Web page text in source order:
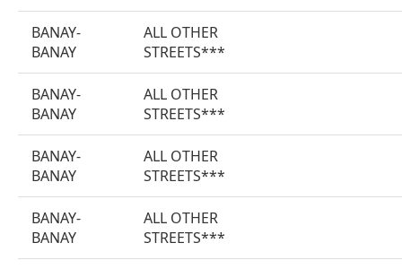
BANAY-
BANAY
ALL OTHER
STREETS***
BANAY-
BANAY
ALL OTHER
STREETS***
BANAY-
BANAY
ALL OTHER
STREETS***
BANAY-
BANAY
ALL OTHER
STREETS***